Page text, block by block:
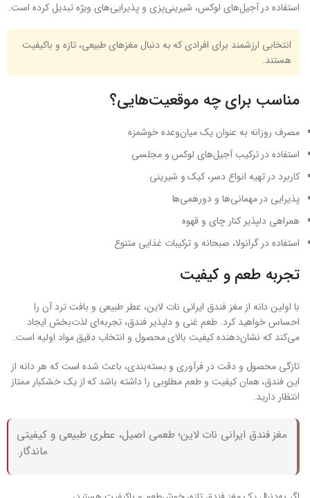
استفاده در آجیل‌های لوکس، شیرینی‌پزی و پذیرایی‌های ویژه تبدیل کرده است.
انتخابی ارزشمند برای افرادی که به دنبال مغزهای طبیعی، تازه و باکیفیت
هستند.
مناسب برای چه موقعیت‌هایی؟
مصرف روزانه به عنوان یک میان‌وعده خوشمزه
استفاده در ترکیب آجیل‌های لوکس و مجلسی
کاربرد در تهیه انواع دسر، کیک و شیرینی
پذیرایی در مهمانی‌ها و دورهمی‌ها
همراهی دلپذیر کنار چای و قهوه
استفاده در گرانولا، صبحانه و ترکیبات غذایی متنوع
تجربه طعم و کیفیت
با اولین دانه از مغز فندق ایرانی نات لاین، عطر طبیعی و بافت ترد آن را
احساس خواهید کرد. طعم غنی و دلپذیر فندق، تجربه‌ای لذت‌بخش ایجاد
می‌کند که نشان‌دهنده کیفیت بالای محصول و انتخاب دقیق مواد اولیه است.
تازگی محصول و دقت در فرآوری و بسته‌بندی، باعث شده است که هر دانه از
این فندق، همان کیفیت و طعم مطلوبی را داشته باشد که از یک خشکبار ممتاز
انتظار دارید.
مغز فندق ایرانی نات لاین؛ طعمی اصیل، عطری طبیعی و کیفیتی
ماندگار.